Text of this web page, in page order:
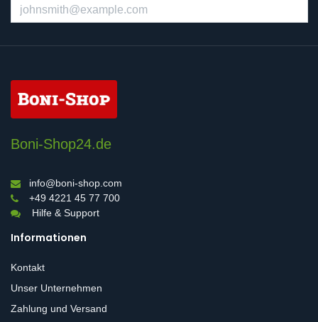
Boni-Shop24.de
info@boni-shop.com
+49 4221 45 77 700
Hilfe & Support
Informationen
Kontakt
Unser Unternehmen
Zahlung und Versand